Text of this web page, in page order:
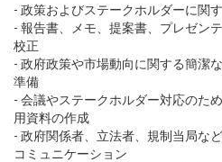
- 政策およびステークホルダーに関
- 報告書、メモ、提案書、プレゼン
校正
- 政府政策や市場動向に関する簡潔
準備
- 会議やステークホルダー対応のた
用資料の作成
- 政府関係者、立法者、規制当局な
コミュニケーション